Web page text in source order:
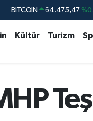
DOLAR 47,5971
BITCOIN 64.475,47
Kültür Turizm